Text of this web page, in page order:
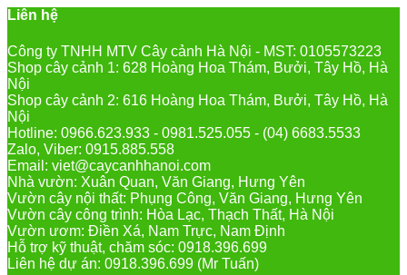
Liên hệ
Công ty TNHH MTV Cây cảnh Hà Nội - MST: 0105573223
Shop cây cảnh 1: 628 Hoàng Hoa Thám, Bưởi, Tây Hồ, Hà
Nội
Shop cây cảnh 2: 616 Hoàng Hoa Thám, Bưởi, Tây Hồ, Hà
Nội
Hotline: 0966.623.933 - 0981.525.055 - (04) 6683.5533
Zalo, Viber: 0915.885.558
Email: viet@caycanhhanoi.com
Nhà vườn: Xuân Quan, Văn Giang, Hưng Yên
Vườn cây nội thất: Phụng Công, Văn Giang, Hưng Yên
Vườn cây công trình: Hòa Lạc, Thạch Thất, Hà Nội
Vườn ươm: Điền Xá, Nam Trực, Nam Định
Hỗ trợ kỹ thuật, chăm sóc: 0918.396.699
Liên hệ dự án: 0918.396.699 (Mr Tuấn)